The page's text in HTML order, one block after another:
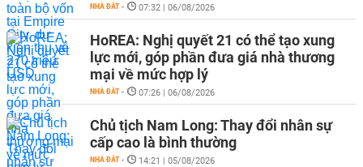
NHÀ ĐẤT - 07:32 | 06/08/2026
HoREA: Nghị quyết 21 có thể tạo xung
lực mới, góp phần đưa giá nhà thương
mại về mức hợp lý
NHÀ ĐẤT - 07:26 | 06/08/2026
Chủ tịch Nam Long: Thay đổi nhân sự
cấp cao là bình thường
NHÀ ĐẤT - 14:21 | 05/08/2026